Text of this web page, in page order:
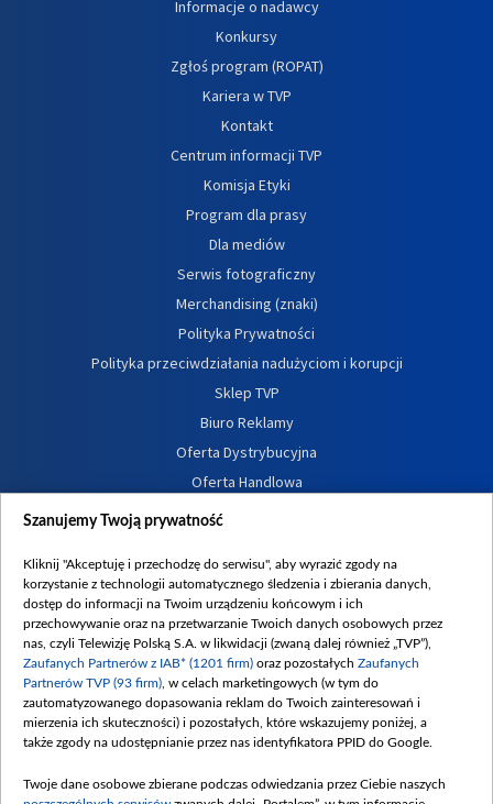
Informacje o nadawcy
Konkursy
Zgłoś program (ROPAT)
Kariera w TVP
Kontakt
Centrum informacji TVP
Komisja Etyki
Program dla prasy
Dla mediów
Serwis fotograficzny
Merchandising (znaki)
Polityka Prywatności
Polityka przeciwdziałania nadużyciom i korupcji
Sklep TVP
Biuro Reklamy
Oferta Dystrybucyjna
Oferta Handlowa
Dostępność
Procedura zgłoszeń wewnętrznych
Szanujemy Twoją prywatność
Kliknij "Akceptuję i przechodzę do serwisu", aby wyrazić zgody na
korzystanie z technologii automatycznego śledzenia i zbierania danych,
dostęp do informacji na Twoim urządzeniu końcowym i ich
przechowywanie oraz na przetwarzanie Twoich danych osobowych przez
nas, czyli Telewizję Polską S.A. w likwidacji (zwaną dalej również „TVP”),
Zaufanych Partnerów z IAB* (1201 firm) oraz pozostałych Zaufanych
Partnerów TVP (93 firm) , w celach marketingowych (w tym do
zautomatyzowanego dopasowania reklam do Twoich zainteresowań i
mierzenia ich skuteczności) i pozostałych, które wskazujemy poniżej, a
także zgody na udostępnianie przez nas identyfikatora PPID do Google.
Twoje dane osobowe zbierane podczas odwiedzania przez Ciebie naszych